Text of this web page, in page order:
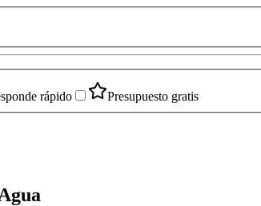
rápido Presupuesto gratis